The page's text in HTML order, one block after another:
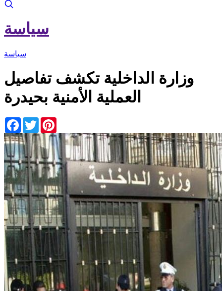
سياسة
سياسة
وزارة الداخلية تكشف تفاصيل
العملية الأمنية بحيدرة
Facebook
Twitter